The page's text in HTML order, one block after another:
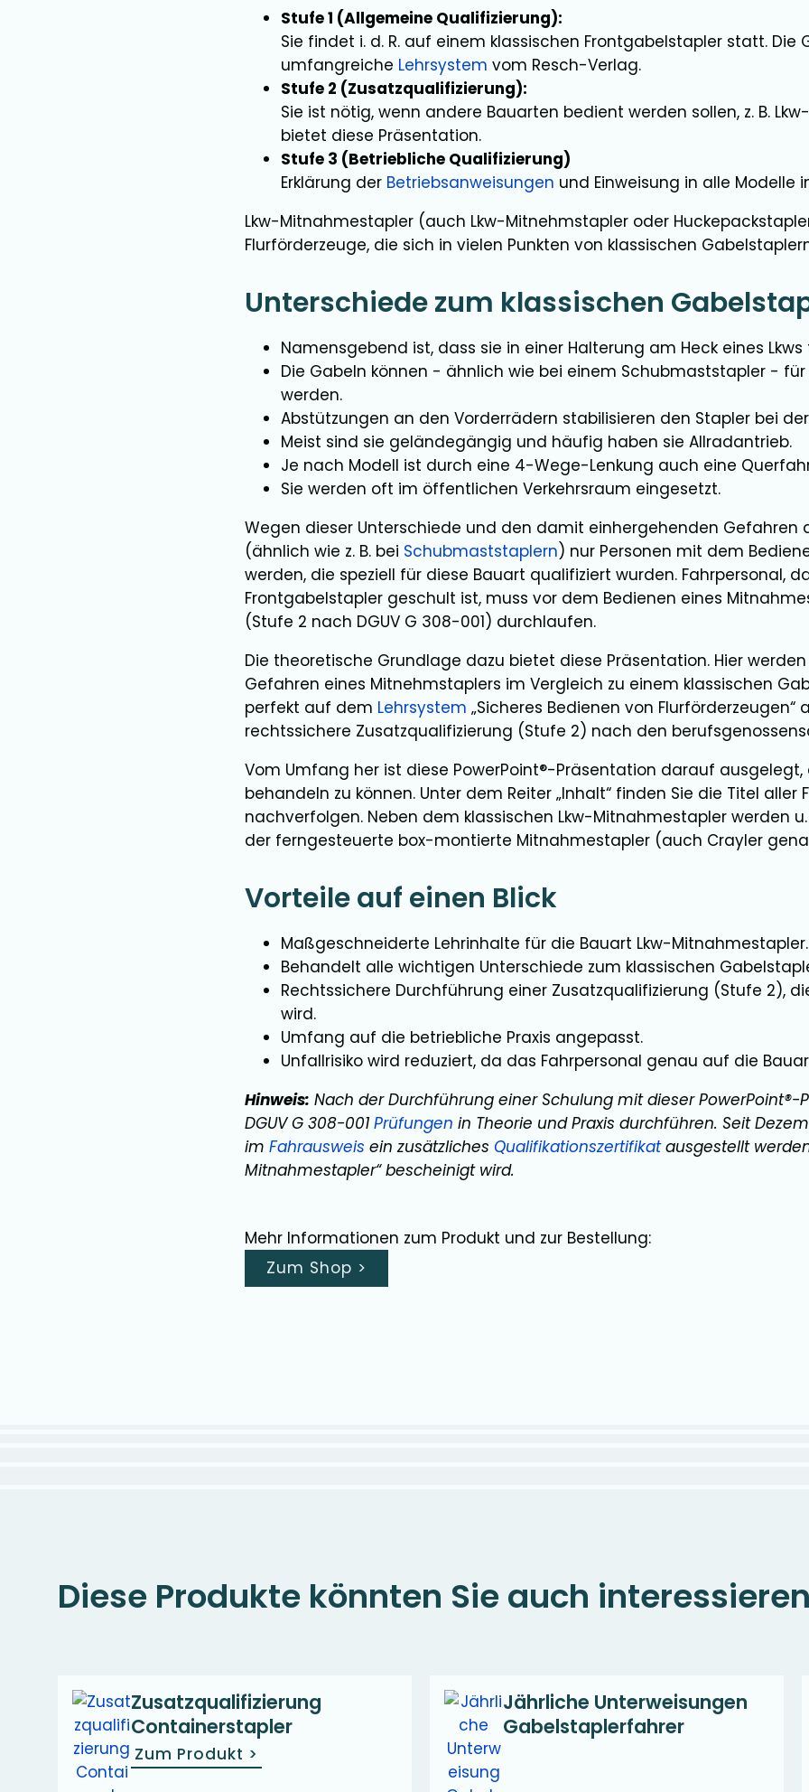
Stufe 1 (Allgemeine Qualifizierung):
Sie findet i. d. R. auf einem klassischen Frontgabelstapler statt.
umfangreiche Lehrsystem vom Resch-Verlag.
Stufe 2 (Zusatzqualifizierung):
Sie ist nötig, wenn andere Bauarten bedient werden sollen, z. B.
bietet diese Präsentation.
Stufe 3 (Betriebliche Qualifizierung)
Erklärung der Betriebsanweisungen und Einweisung in alle Modelle
Lkw-Mitnahmestapler (auch Lkw-Mitnehmstapler oder
Flurförderzeuge, die sich in vielen Punkten von klassischen
Unterschiede zum klassischen
Namensgebend ist, dass sie in einer Halterung am Heck eines
Die Gabeln können - ähnlich wie bei einem Schubmaststapler -
werden.
Abstützungen an den Vorderrädern stabilisieren den Stapler bei
Meist sind sie geländegängig und häufig haben sie Allradantrieb.
Je nach Modell ist durch eine 4-Wege-Lenkung auch eine
Sie werden oft im öffentlichen Verkehrsraum eingesetzt.
Wegen dieser Unterschiede und den damit einhergehenden Gefahren
(ähnlich wie z. B. bei Schubmaststaplern) nur Personen mit dem
werden, die speziell für diese Bauart qualifiziert wurden. Fahrpersonal,
Frontgabelstapler geschult ist, muss vor dem Bedienen eines
(Stufe 2 nach DGUV G 308-001) durchlaufen.
Die theoretische Grundlage dazu bietet diese Präsentation. Hier
Gefahren eines Mitnehmstaplers im Vergleich zu einem klassischen
perfekt auf dem Lehrsystem „Sicheres Bedienen von
rechtssichere Zusatzqualifizierung (Stufe 2) nach den
Vom Umfang her ist diese PowerPoint®-Präsentation darauf ausgelegt,
behandeln zu können. Unter dem Reiter „Inhalt“ finden Sie die Titel
nachverfolgen. Neben dem klassischen Lkw-Mitnahmestapler werden
der ferngesteuerte box-montierte Mitnahmestapler (auch Crayler
Vorteile auf einen Blick
Maßgeschneiderte Lehrinhalte für die Bauart Lkw-Mitnahmestapler.
Behandelt alle wichtigen Unterschiede zum klassischen
Rechtssichere Durchführung einer Zusatzqualifizierung (Stufe 2),
wird.
Umfang auf die betriebliche Praxis angepasst.
Unfallrisiko wird reduziert, da das Fahrpersonal genau auf die
Hinweis: Nach der Durchführung einer Schulung mit dieser
DGUV G 308-001Prüfungen in Theorie und Praxis durchführen. Seit
imFahrausweis ein zusätzliches Qualifikationszertifikatausgestellt
Mitnahmestapler“ bescheinigt wird.
Mehr Informationen zum Produkt und zur Bestellung:
Zum Shop >
Diese Produkte könnten Sie auch
Zusatzqualifizierung
Containerstapler
Zum Produkt >
Jährliche Unterweisungen
Gabelstaplerfahrer